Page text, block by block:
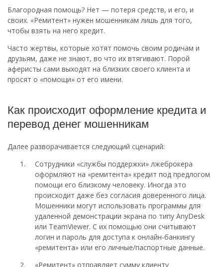
Благородная помощь? Нет — потеря средств, и его, и
своих. «Ремитент» нужен мошенникам лишь для того,
чтобы взять на него кредит.
Часто жертвы, которые хотят помочь своим родичам и
друзьям, даже не знают, во что их втягивают. Порой
аферисты сами выходят на близких своего клиента и
просят о «помощи» от его имени.
Как происходит оформление кредита и
перевод денег мошенникам
Далее разворачивается следующий сценарий:
Сотрудники «службы поддержки» лжеброкера
оформляют на «ремитента» кредит под предлогом
помощи его близкому человеку. Иногда это
происходит даже без согласия доверенного лица.
Мошенники могут использовать программы для
удаленной демонстрации экрана по типу AnyDesk
или TeamViewer. С их помощью они считывают
логин и пароль для доступа к онлайн-банкингу
«ремитента» или его личные/паспортные данные.
«Ремитент» отправляет сумму клиенту